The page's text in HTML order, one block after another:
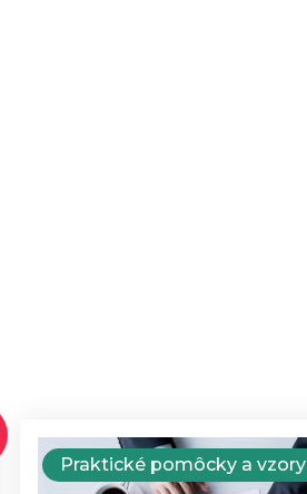
Praktické pomôcky a vzory